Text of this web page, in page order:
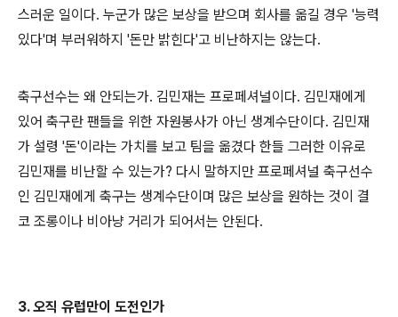
스러운 일이다. 누군가 많은 보상을 받으며 회사를 옮길 경우 '능력
있다'며 부러워하지 '돈만 밝힌다'고 비난하지는 않는다.
축구선수는 왜 안되는가. 김민재는 프로페셔널이다. 김민재에게
있어 축구란 팬들을 위한 자원봉사가 아닌 생계수단이다. 김민재
가 설령 '돈'이라는 가치를 보고 팀을 옮겼다 한들 그러한 이유로
김민재를 비난할 수 있는가? 다시 말하지만 프로페셔널 축구선수
인 김민재에게 축구는 생계수단이며 많은 보상을 원하는 것이 결
코 조롱이나 비아냥 거리가 되어서는 안된다.
3. 오직 유럽만이 도전인가